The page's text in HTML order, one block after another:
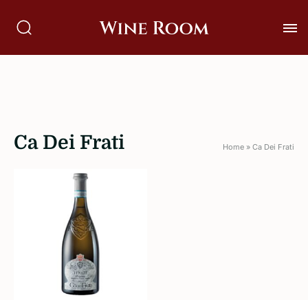
Ca Dei Frati Home » Ca Dei Frati